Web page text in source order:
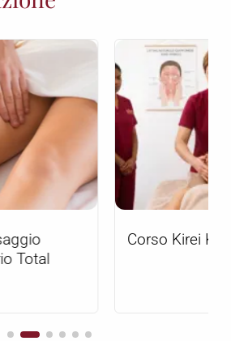
di ematomi e fragilità
Total
Corso Kirei